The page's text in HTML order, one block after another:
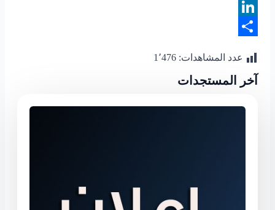
Twitter
LinkedIn
عدد المشاهدات: 1٬476
آخر المستجدات